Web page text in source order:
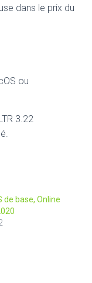
dans le prix du
ou
3.22
de base, Online